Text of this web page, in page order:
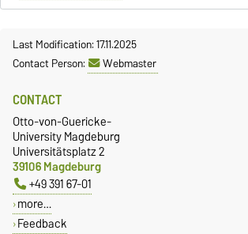
Last Modification: 17.11.2025
Contact Person:
Webmaster
CONTACT
Otto-von-Guericke-
University Magdeburg
Universitätsplatz 2
39106 Magdeburg
+49 391 67-01
more…
Feedback